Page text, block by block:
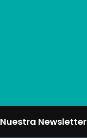
Nuestra Newsletter